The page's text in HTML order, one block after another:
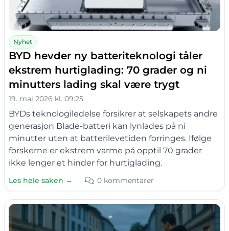
Nyhet
BYD hevder ny batteriteknologi tåler
ekstrem hurtiglading: 70 grader og ni
minutters lading skal være trygt
19. mai 2026 kl. 09:25
BYDs teknologiledelse forsikrer at selskapets andre
generasjon Blade-batteri kan lynlades på ni
minutter uten at batterilevetiden forringes. Ifølge
forskerne er ekstrem varme på opptil 70 grader
ikke lenger et hinder for hurtiglading.
Les hele saken → 0 kommentarer